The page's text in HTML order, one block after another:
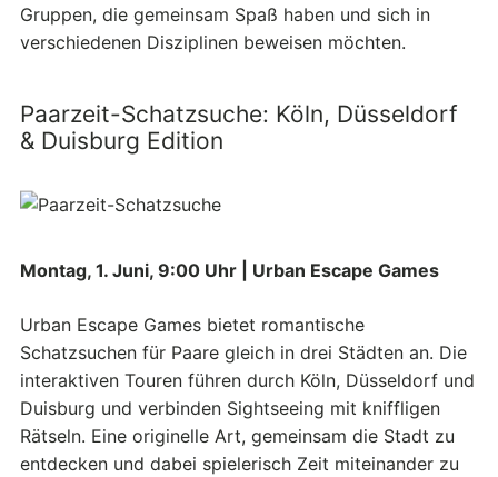
Gruppen, die gemeinsam Spaß haben und sich in
verschiedenen Disziplinen beweisen möchten.
Paarzeit-Schatzsuche: Köln, Düsseldorf
& Duisburg Edition
Montag, 1. Juni, 9:00 Uhr | Urban Escape Games
Urban Escape Games bietet romantische
Schatzsuchen für Paare gleich in drei Städten an. Die
interaktiven Touren führen durch Köln, Düsseldorf und
Duisburg und verbinden Sightseeing mit kniffligen
Rätseln. Eine originelle Art, gemeinsam die Stadt zu
entdecken und dabei spielerisch Zeit miteinander zu